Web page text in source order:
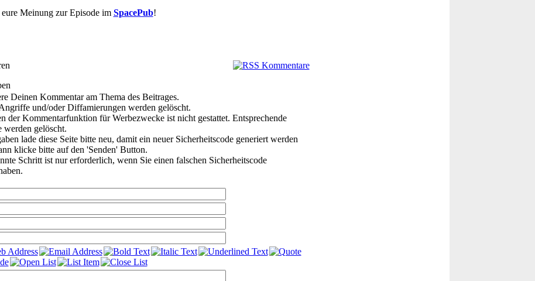
eure Meinung zur Episode im SpacePub!
Deinen Kommentar am Thema des Beitrages.
und/oder Diffamierungen werden gelöscht.
der Kommentarfunktion für Werbezwecke ist nicht gestattet. Entsprechende
werden gelöscht.
lade diese Seite bitte neu, damit ein neuer Sicherheitscode generiert werden
klicke bitte auf den 'Senden' Button.
Schritt ist nur erforderlich, wenn Sie einen falschen Sicherheitscode